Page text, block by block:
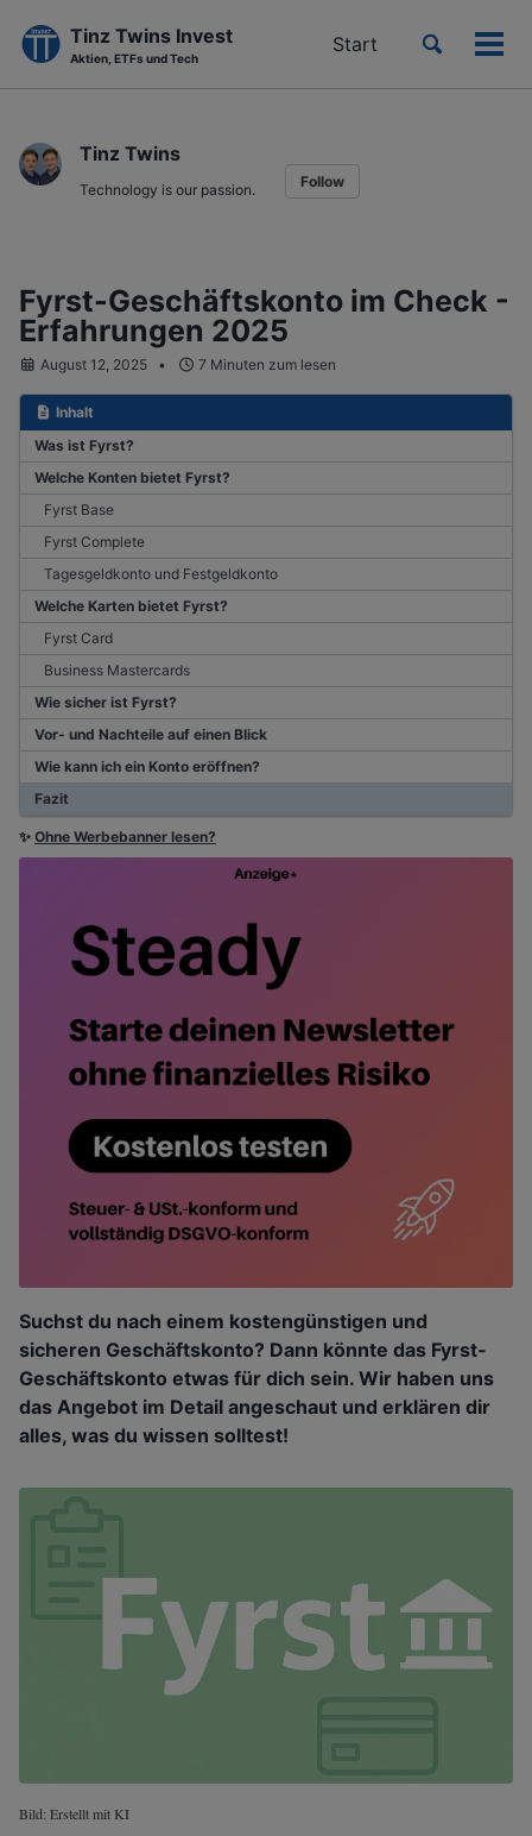
primary
navigation
content
footer
Tinz Twins Invest
Aktien, ETFs und Tech
Start
Toggle
Tinz Twins
Technology is our passion. Follow
Fyrst-Geschäftskonto im Check -
Erfahrungen 2025
August 12, 2025 7 Minuten zum lesen
Inhalt
Was ist Fyrst?
Welche Konten bietet Fyrst?
Fyrst Base
Fyrst Complete
Tagesgeldkonto und Festgeldkonto
Welche Karten bietet Fyrst?
Fyrst Card
Business Mastercards
Wie sicher ist Fyrst?
Vor- und Nachteile auf einen Blick
Wie kann ich ein Konto eröffnen?
Fazit
✨ Ohne Werbebanner lesen?
Suchst du nach einem kostengünstigen und
sicheren Geschäftskonto? Dann könnte das Fyrst-
Geschäftskonto etwas für dich sein. Wir haben uns
das Angebot im Detail angeschaut und erklären dir
alles, was du wissen solltest!
Bild: Erstellt mit KI